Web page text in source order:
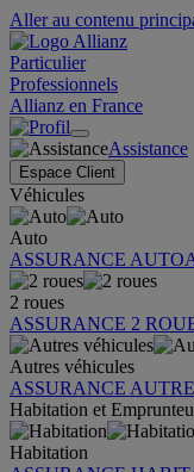
Aller au contenu
Particulier
Professionnels
Allianz en France
Assistance
Espace Client
Véhicules
Auto
ASSURANCE AUTO
2 roues
ASSURANCE 2
Autres véhicules
ASSURANCE
Habitation et
Habitation